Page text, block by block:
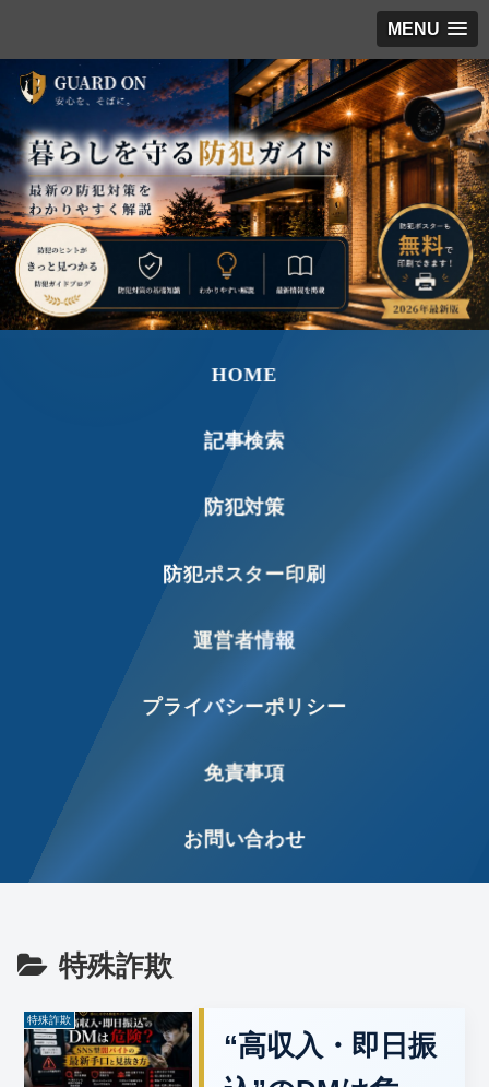
MENU
HOME
記事検索
防犯対策
防犯ポスター印刷
運営者情報
プライバシーポリシー
免責事項
お問い合わせ
特殊詐欺
特殊詐欺
“高収入・即日振